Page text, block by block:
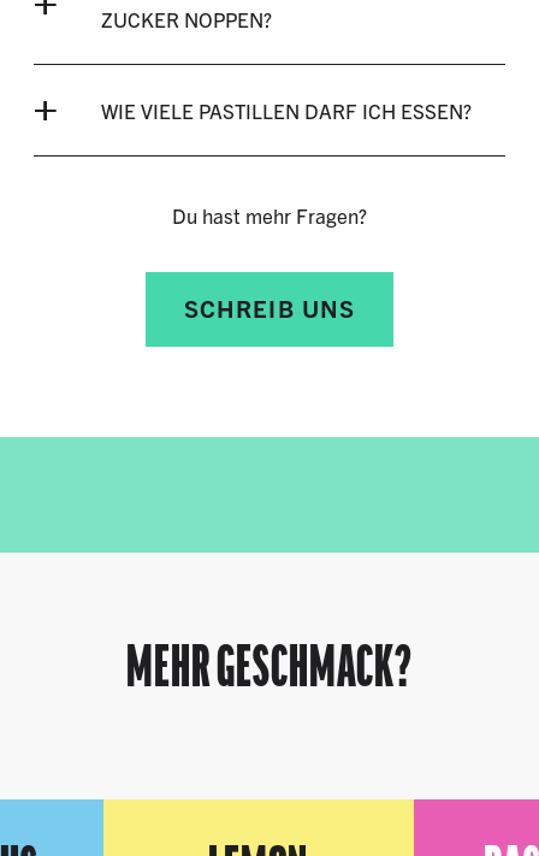
ZUCKER NOPPEN?
WIE VIELE PASTILLEN DARF ICH ESSEN?
Du hast mehr Fragen?
SCHREIB UNS
MEHR GESCHMACK?